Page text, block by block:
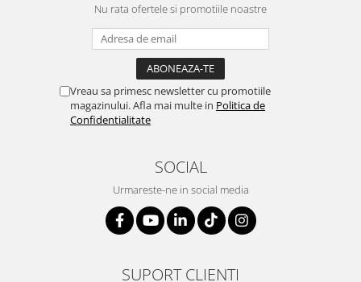
Nu rata ofertele si promotiile noastre
Vreau sa primesc newsletter cu promotiile
magazinului. Afla mai multe in Politica de
Confidentialitate
SOCIAL
Urmareste-ne in social media
SUPORT CLIENTI